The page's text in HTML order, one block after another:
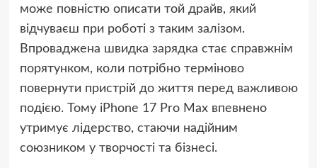
може повністю описати той драйв, який
відчуваєш при роботі з таким залізом.
Впроваджена швидка зарядка стає справжнім
порятунком, коли потрібно терміново
повернути пристрій до життя перед важливою
подією. Тому iPhone 17 Pro Max впевнено
утримує лідерство, стаючи надійним
союзником у творчості та бізнесі.